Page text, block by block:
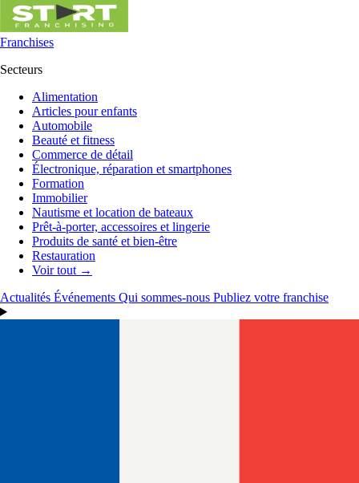
Franchises
Secteurs
Alimentation
Articles pour enfants
Automobile
Beauté et fitness
Commerce de détail
Électronique, réparation et smartphones
Formation
Immobilier
Nautisme et location de bateaux
Prêt-à-porter, accessoires et lingerie
Produits de santé et bien-être
Restauration
Voir tout →
Actualités Événements Qui sommes-nous Publiez votre franchise